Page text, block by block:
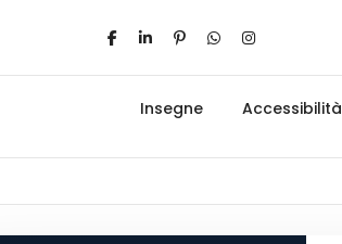
Insegne Accessibilità